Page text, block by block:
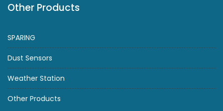
Other Products
SPARING
Dust Sensors
Weather Station
Other Products